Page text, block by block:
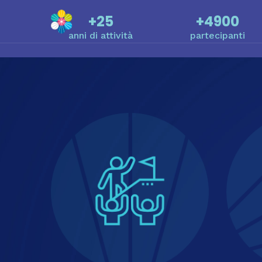
+25
anni di attività
+4900
partecipanti